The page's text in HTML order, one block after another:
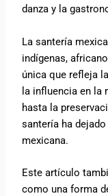
danza y la
La santería
indígenas,
única que refleja
la influencia en
hasta la
santería ha
mexicana.
Este artículo
como una forma